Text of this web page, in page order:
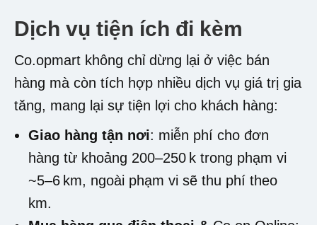
Dịch vụ tiện ích đi kèm
Co.opmart không chỉ dừng lại ở việc bán
hàng mà còn tích hợp nhiều dịch vụ giá trị gia
tăng, mang lại sự tiện lợi cho khách hàng:
Giao hàng tận nơi: miễn phí cho đơn
hàng từ khoảng 200–250 k trong phạm vi
~5–6 km, ngoài phạm vi sẽ thu phí theo
km.